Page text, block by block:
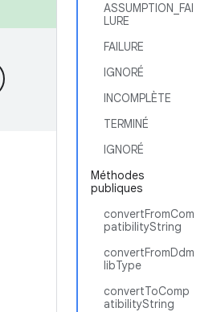
ASSUMPTION_FAI
LURE
FAILURE
IGNORÉ
INCOMPLÈTE
TERMINÉ
IGNORÉ
Méthodes
publiques
convertFromCom
patibilityString
convertFromDdm
libType
convertToComp
atibilityString